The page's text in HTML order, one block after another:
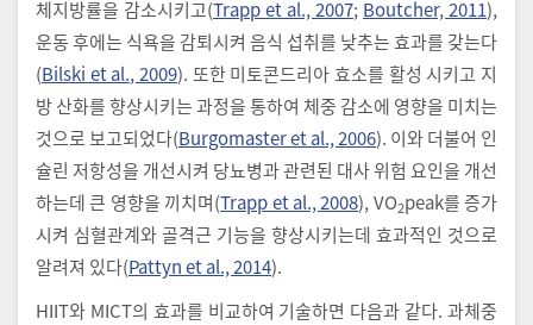
체지방률을 감소시키고(Trapp et al., 2007; Boutcher, 2011),
운동 후에는 식욕을 감퇴시켜 음식 섭취를 낮추는 효과를 갖는다
(Bilski et al., 2009). 또한 미토콘드리아 효소를 활성 시키고 지
방 산화를 향상시키는 과정을 통하여 체중 감소에 영향을 미치는
것으로 보고되었다(Burgomaster et al., 2006). 이와 더불어 인
슐린 저항성을 개선시켜 당뇨병과 관련된 대사 위험 요인을 개선
하는데 큰 영향을 끼치며(Trapp et al., 2008), VO2peak를 증가
시켜 심혈관계와 골격근 기능을 향상시키는데 효과적인 것으로
알려져 있다(Pattyn et al., 2014).
HIIT와 MICT의 효과를 비교하여 기술하면 다음과 같다. 과체중